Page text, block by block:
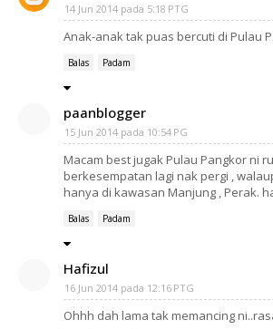
14 Jun 2014 pada 5:18 PTG
Anak-anak tak puas bercuti di Pulau
Balas Padam
paanblogger
15 Jun 2014 pada 10:54 PG
Macam best jugak Pulau Pangkor ni
berkesempatan lagi nak pergi ,
hanya di kawasan Manjung , Perak.
Balas Padam
Hafizul
16 Jun 2014 pada 12:16 PTG
Ohhh dah lama tak memancing